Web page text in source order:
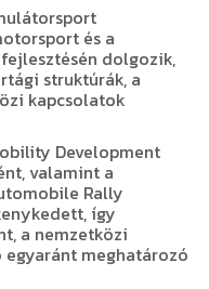
és a
dolgozik,
struktúrák, a
kapcsolatok
Development
valamint a
Rally
így
a nemzetközi
meghatározó